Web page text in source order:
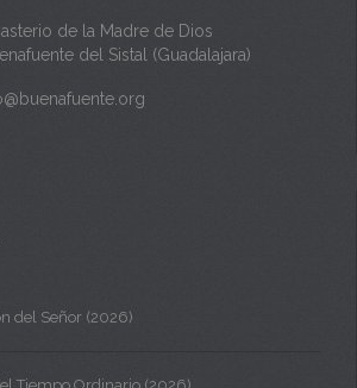
de la Madre de Dios
del Sistal (Guadalajara)
del Señor (2026)